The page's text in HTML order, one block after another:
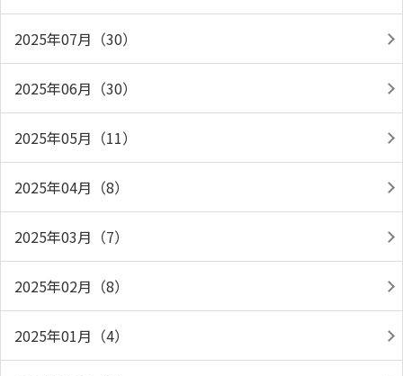
2025年07月（30）
2025年06月（30）
2025年05月（11）
2025年04月（8）
2025年03月（7）
2025年02月（8）
2025年01月（4）